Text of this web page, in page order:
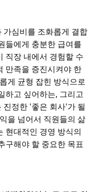
가심비를 조화롭게 결합
들에게 충분한 급여를
직장 내에서 경험할 수
만족을 증진시켜야 한
게 균형 잡힌 방식으로
하고 싶어하는, 그리고
정한 '좋은 회사'가 될
을 넘어서 직원들의 삶
현대적인 경영 방식의
구해야 할 중요한 목표